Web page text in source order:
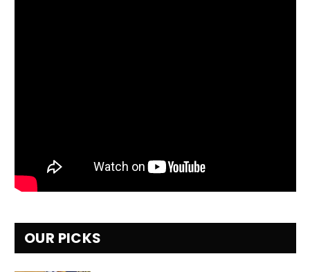
OUR PICKS